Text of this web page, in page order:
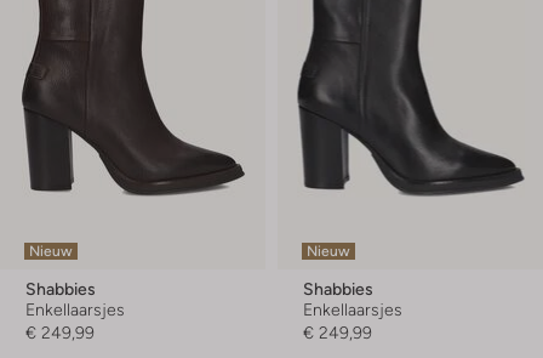
Nieuw
Shabbies
Enkellaarsjes
€ 249,99
Nieuw
Shabbies
Enkellaarsjes
€ 249,99